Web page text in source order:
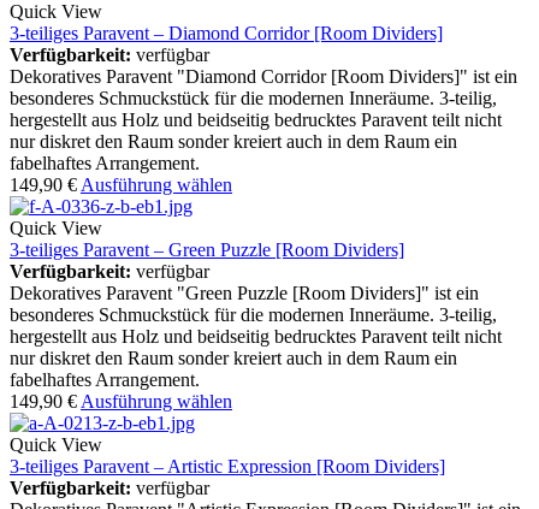
Quick View
3-teiliges Paravent – Diamond Corridor [Room Dividers]
Verfügbarkeit: verfügbar
Dekoratives Paravent "Diamond Corridor [Room Dividers]" ist ein
besonderes Schmuckstück für die modernen Inneräume. 3-teilig,
hergestellt aus Holz und beidseitig bedrucktes Paravent teilt nicht
nur diskret den Raum sonder kreiert auch in dem Raum ein
fabelhaftes Arrangement.
149,90 € Ausführung wählen
Quick View
3-teiliges Paravent – Green Puzzle [Room Dividers]
Verfügbarkeit: verfügbar
Dekoratives Paravent "Green Puzzle [Room Dividers]" ist ein
besonderes Schmuckstück für die modernen Inneräume. 3-teilig,
hergestellt aus Holz und beidseitig bedrucktes Paravent teilt nicht
nur diskret den Raum sonder kreiert auch in dem Raum ein
fabelhaftes Arrangement.
149,90 € Ausführung wählen
Quick View
3-teiliges Paravent – Artistic Expression [Room Dividers]
Verfügbarkeit: verfügbar